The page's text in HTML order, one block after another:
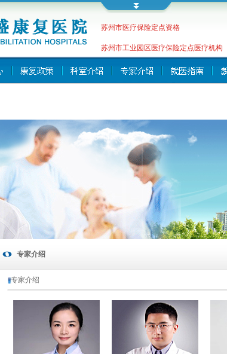
苏州市医疗保险定点资格
苏州市工业园区医疗保险定点医疗机构
专家介绍
专家介绍